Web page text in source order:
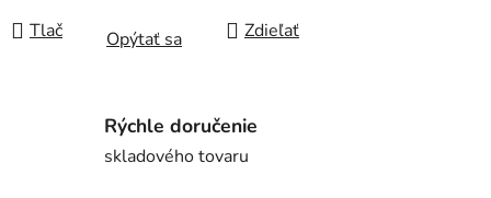
Tlač Opýtať sa Zdieľať
Rýchle doručenie
skladového tovaru